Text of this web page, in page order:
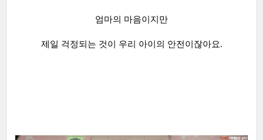
엄마의 마음이지만
제일 걱정되는 것이 우리 아이의 안전이잖아요.